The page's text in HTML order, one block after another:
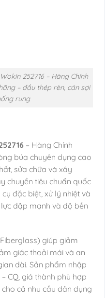
252716 – Hàng Chính
– đầu thép rèn, cán sợi
rung
– Hàng Chính
búa chuyên dụng cao
sửa chữa và xây
chuyền tiêu chuẩn quốc
đặc biệt, xử lý nhiệt và
đập mạnh và độ bền
giúp giảm
giác thoải mái và an
dài. Sản phẩm nhập
CQ, giá thành phù hợp
cả nhu cầu dân dụng